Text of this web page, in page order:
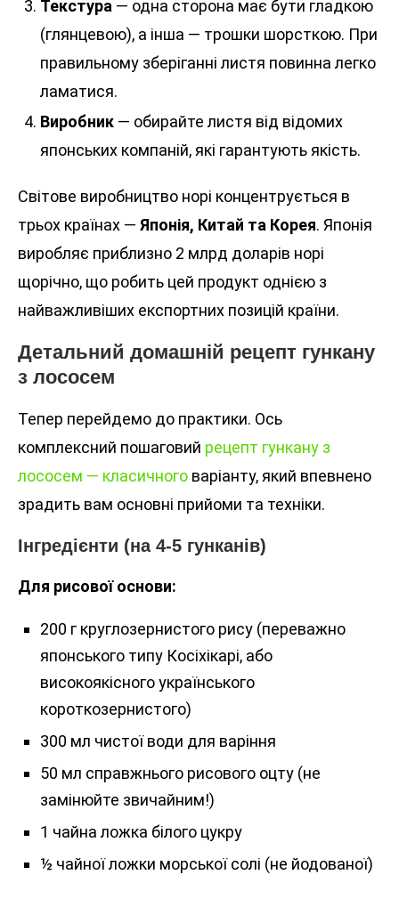
Текстура — одна сторона має бути гладкою
(глянцевою), а інша — трошки шорсткою. При
правильному зберіганні листя повинна легко
ламатися.
Виробник — обирайте листя від відомих
японських компаній, які гарантують якість.
Світове виробництво норі концентрується в
трьох країнах — Японія, Китай та Корея. Японія
виробляє приблизно 2 млрд доларів норі
щорічно, що робить цей продукт однією з
найважливіших експортних позицій країни.
Детальний домашній рецепт гункану
з лососем
Тепер перейдемо до практики. Ось
комплексний пошаговий рецепт гункану з
лососем — класичного варіанту, який впевнено
зрадить вам основні прийоми та техніки.
Інгредієнти (на 4-5 гунканів)
Для рисової основи:
200 г круглозернистого рису (переважно
японського типу Косіхікарі, або
високоякісного українського
короткозернистого)
300 мл чистої води для варіння
50 мл справжнього рисового оцту (не
замінюйте звичайним!)
1 чайна ложка білого цукру
½ чайної ложки морської солі (не йодованої)